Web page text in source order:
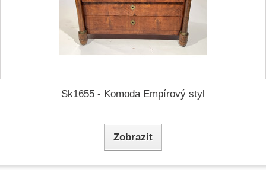
Sk1655 - Komoda Empírový styl
Zobrazit